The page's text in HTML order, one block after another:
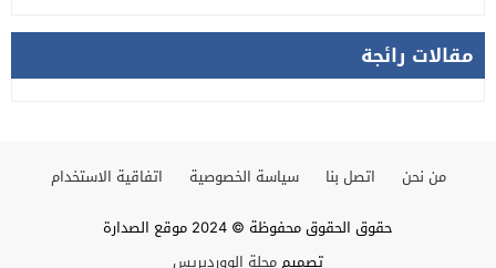
مقالات رائجة
من نحن اتصل بنا سياسة الخصوصية
اتفاقية الاستخدام
حقوق الحقوق محفوظة © 2024 موقع الصدارة
تصميممجلة الووردبريس